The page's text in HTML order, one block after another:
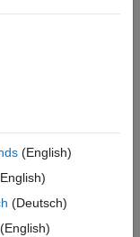
(English)
(Deutsch)